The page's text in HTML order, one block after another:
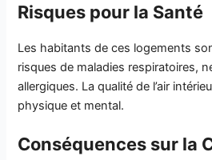
Risques pour la Santé
Les habitants de ces logements
risques de maladies respiratoires,
allergiques. La qualité de l’air
physique et mental.
Conséquences sur la